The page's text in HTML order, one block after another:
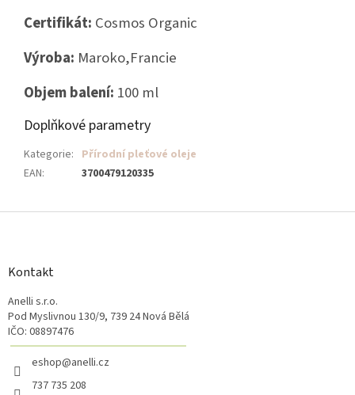
Certifikát: Cosmos Organic
Výroba: Maroko,Francie
Objem balení: 100 ml
Doplňkové parametry
Kategorie: Přírodní pleťové oleje
EAN: 3700479120335
Z
Kontakt
Anelli s.r.o.
Pod Myslivnou 130/9, 739 24 Nová Bělá
IČO: 08897476
eshop@anelli.cz
737 735 208